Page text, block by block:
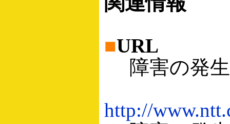
■URL
障害の発生
http://